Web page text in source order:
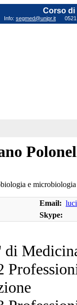
Corso di
Info: segmed@unipr.it
e
Email:
Skype:
di